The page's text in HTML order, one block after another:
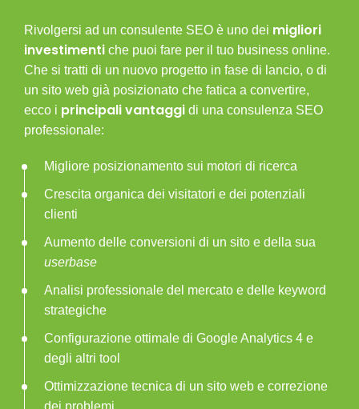
Rivolgersi ad un consulente SEO è uno dei migliori
investimenti che puoi fare per il tuo business online.
Che si tratti di un nuovo progetto in fase di lancio, o di
un sito web già posizionato che fatica a convertire,
ecco i principali vantaggi di una consulenza SEO
professionale:
Migliore posizionamento sui motori di ricerca
Crescita organica dei visitatori e dei potenziali
clienti
Aumento delle conversioni di un sito e della sua
userbase
Analisi professionale del mercato e delle keyword
strategiche
Configurazione ottimale di Google Analytics 4 e
degli altri tool
Ottimizzazione tecnica di un sito web e correzione